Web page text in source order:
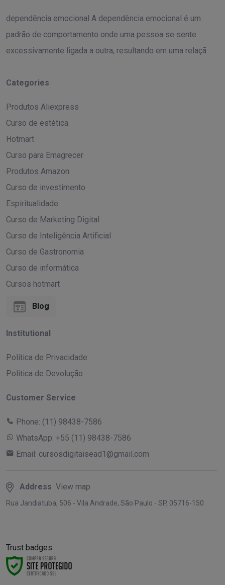
dependência emocional A dependência emocional é um
padrão de comportamento onde uma pessoa se sente
excessivamente ligada a outra, resultando em uma relaçã
Categories
Produtos Aliexpress
Curso de estética
Hotmart
Curso para Emagrecer
Produtos Amazon
Curso de investimento
Espiritualidade
Curso de Marketing Digital
Curso de Inteligência Artificial
Curso de Gastronomia
Curso de informática
Cursos hotmart
Blog
Institutional
Política de Privacidade
Politica de Devolução
Customer Service
Phone: (11) 98438-7586
WhatsApp: +55 (11) 98438-7586
Email: cursosdigitaisead1@gmail.com
Address View map
Rua Jandiatuba, 506 - Vila Andrade, São Paulo - SP, 05716-150
Trust badges